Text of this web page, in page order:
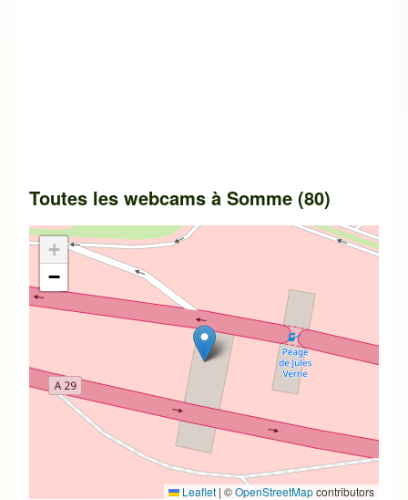
Toutes les webcams à Somme (80)
+
−
Leaflet | ©OpenStreetMapcontributors